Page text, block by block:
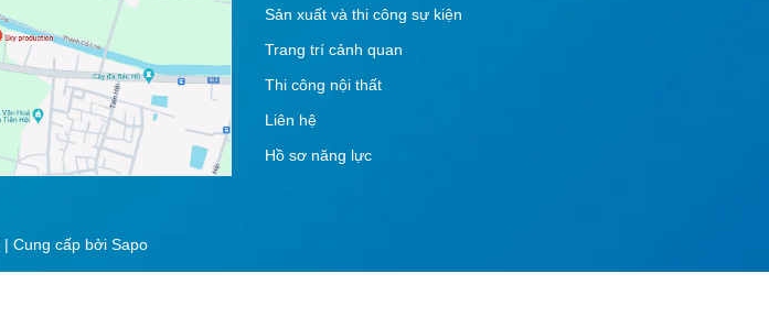
Sản xuất và thi công sự kiện
Trang trí cảnh quan
Thi công nội thất
Liên hệ
Hồ sơ năng lực
| Cung cấp bởi Sapo